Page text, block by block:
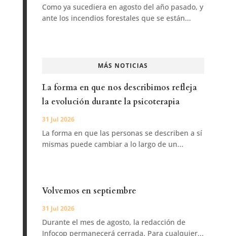
Como ya sucediera en agosto del año pasado, y
ante los incendios forestales que se están...
MÁS NOTICIAS
La forma en que nos describimos refleja
la evolución durante la psicoterapia
31 Jul 2026
La forma en que las personas se describen a sí
mismas puede cambiar a lo largo de un...
Volvemos en septiembre
31 Jul 2026
Durante el mes de agosto, la redacción de
Infocop permanecerá cerrada. Para cualquier...